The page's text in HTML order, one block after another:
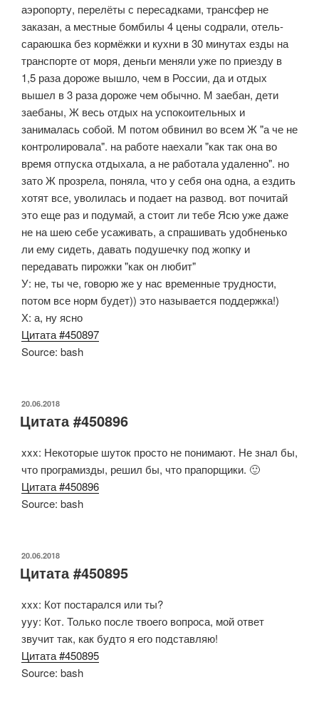
аэропорту, перелёты с пересадками, трансфер не
заказан, а местные бомбилы 4 цены содрали, отель-
сараюшка без кормёжки и кухни в 30 минутах езды на
транспорте от моря, деньги меняли уже по приезду в
1,5 раза дороже вышло, чем в России, да и отдых
вышел в 3 раза дороже чем обычно. М заебан, дети
заебаны, Ж весь отдых на успокоительных и
занималась собой. М потом обвинил во всем Ж "а че не
контролировала". на работе наехали "как так она во
время отпуска отдыхала, а не работала удаленно". но
зато Ж прозрела, поняла, что у себя она одна, а ездить
хотят все, уволилась и подает на развод. вот почитай
это еще раз и подумай, а стоит ли тебе Ясю уже даже
не на шею себе усаживать, а спрашивать удобненько
ли ему сидеть, давать подушечку под жопку и
передавать пирожки "как он любит"
У: не, ты че, говорю же у нас временные трудности,
потом все норм будет)) это называется поддержка!)
Х: а, ну ясно
Цитата #450897
Source: bash
ОПУБЛИКОВАНО
20.06.2018
Цитата #450896
xxx: Некоторые шуток просто не понимают. Не знал бы,
что програмизды, решил бы, что прапорщики. 🙂
Цитата #450896
Source: bash
ОПУБЛИКОВАНО
20.06.2018
Цитата #450895
xxx: Кот постарался или ты?
yyy: Кот. Только после твоего вопроса, мой ответ
звучит так, как будто я его подставляю!
Цитата #450895
Source: bash